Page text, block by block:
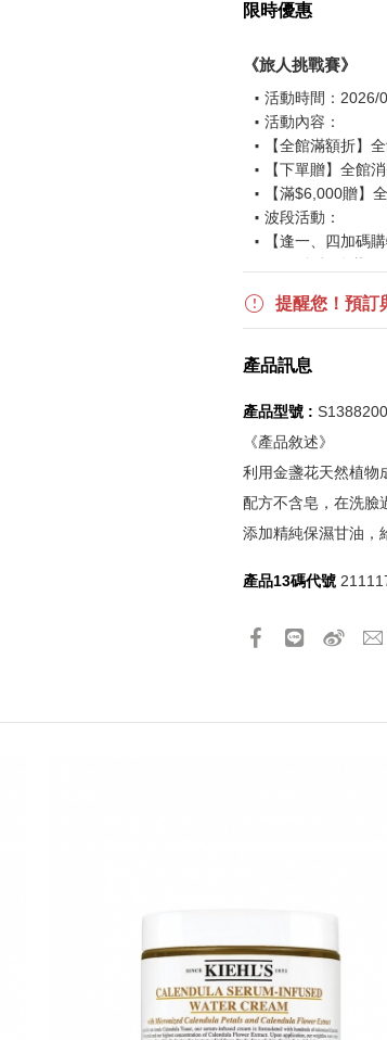
臺中國際機場(RMQ)
高雄國際機場
您必須登入才有辦法使用喜愛清單！
限時優惠
《旅人挑戰賽》
活動時間：2026/
活動內容：
【全館滿額折】
【下單贈】全館
【滿$6,000贈】
波段活動：
【逢一、四加碼
活動詳情請參見
實際折扣金額以系
《網站活動限制說
所有活動皆訂單
所有活動皆以系
所有活動皆不可不
所有活動昇恆昌
提醒您！預訂
產品訊息
產品型號 : S1388200
《產品敘述》
利用金盞花天然植物
配方不含皂，在洗臉
添加精純保濕甘油，
產品13碼代號